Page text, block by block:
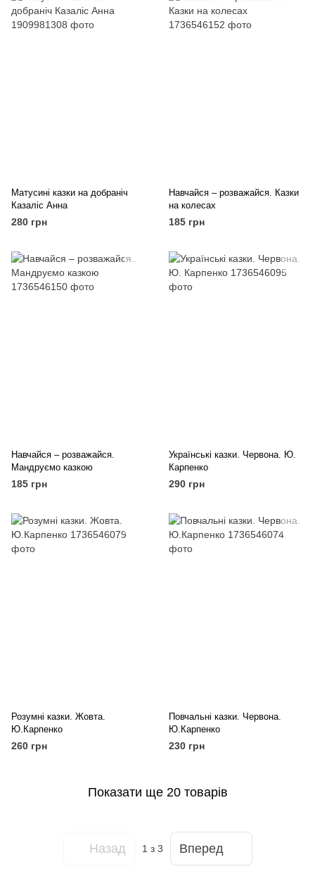
Матусині казки на добраніч
Казаліс Анна
280 грн
Навчайся – розважайся. Казки
на колесах
185 грн
Навчайся – розважайся.
Мандруємо казкою
185 грн
Українські казки. Червона. Ю.
Карпенко
290 грн
Розумні казки. Жовта.
Ю.Карпенко
260 грн
Повчальні казки. Червона.
Ю.Карпенко
230 грн
Показати ще 20 товарів
Назад 1 з 3 Вперед